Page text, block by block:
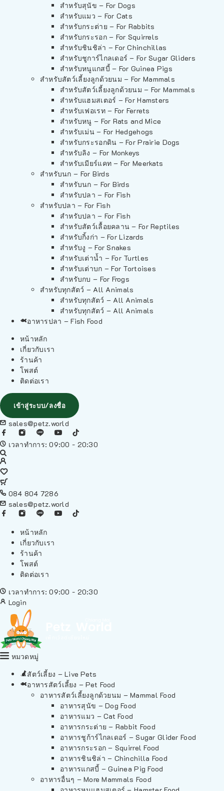
สำหรับสุนัข – For Dogs
สำหรับแมว – For Cats
สำหรับกระต่าย – For Rabbits
สำหรับกระรอก – For Squirrels
สำหรับชินชิล่า – For Chinchillas
สำหรับชูการ์ไกลเดอร์ – For Sugar Gliders
สำหรับหนูแกสบี้ – For Guinea Pigs
สำหรับสัตว์เลี้ยงลูกด้วยนม – For Mammals
สำหรับสัตว์เลี้ยงลูกด้วยนม – For Mammals
สำหรับแฮมสเตอร์ – For Hamsters
สำหรับเฟอเรท – For Ferrets
สำหรับหนู – For Rats and Mice
สำหรับเม่น – For Hedgehogs
สำหรับกระรอกดิน – For Prairie Dogs
สำหรับลิง – For Monkeys
สำหรับเมียร์แคท – For Meerkats
สำหรับนก – For Birds
สำหรับนก – For Birds
สำหรับปลา – For Fish
สำหรับปลา – For Fish
สำหรับปลา – For Fish
สำหรับสัตว์เลื้อยคลาน – For Reptiles
สำหรับกิ้งก่า – For Lizards
สำหรับงู – For Snakes
สำหรับเต่าน้ำ – For Turtles
สำหรับเต่าบก – For Tortoises
สำหรับกบ – For Frogs
สำหรับทุกสัตว์ – All Animals
สำหรับทุกสัตว์ – All Animals
สำหรับทุกสัตว์ – All Animals
อาหารปลา – Fish Food
หน้าหลัก
เกี่ยวกับเรา
ร้านค้า
โพสต์
ติดต่อเรา
เข้าสู่ระบบ/ลงชื่อ
sales@petz.world
เวลาทำการ: 09:00 - 20:30
084 804 7286
sales@petz.world
หน้าหลัก
เกี่ยวกับเรา
ร้านค้า
โพสต์
ติดต่อเรา
เวลาทำการ: 09:00 - 20:30
Login
หมวดหมู่
สัตว์เลี้ยง – Live Pets
อาหารสัตว์เลี้ยง – Pet Food
อาหารสัตว์เลี้ยงลูกด้วยนม – Mammal Food
อาหารสุนัข – Dog Food
อาหารแมว – Cat Food
อาหารกระต่าย – Rabbit Food
อาหารชูก้าร์ไกลเดอร์ – Sugar Glider Food
อาหารกระรอก – Squirrel Food
อาหารชินชิล่า – Chinchilla Food
อาหารแกสบี้ – Guinea Pig Food
อาหารอื่นๆ – More Mammals Food